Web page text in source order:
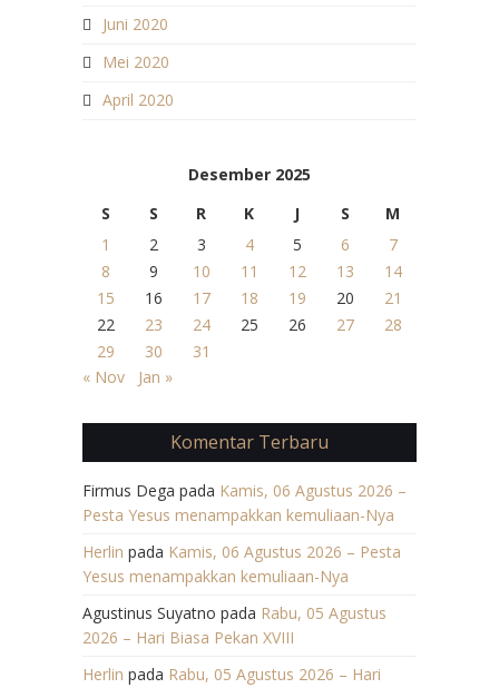
Juni 2020
Mei 2020
April 2020
Desember 2025
S
S R K J S
M
1
2 3 4 5 6
7
8
9 10 11 12 13
14
15
16 17 18 19 20
21
22
23 24 25 26 27
28
29
30
31
« Nov
Jan »
Komentar Terbaru
Firmus Dega pada Kamis, 06 Agustus 2026 –
Pesta Yesus menampakkan kemuliaan-Nya
Herlin pada Kamis, 06 Agustus 2026 – Pesta
Yesus menampakkan kemuliaan-Nya
Agustinus Suyatno pada Rabu, 05 Agustus
2026 – Hari Biasa Pekan XVIII
Herlin pada Rabu, 05 Agustus 2026 – Hari